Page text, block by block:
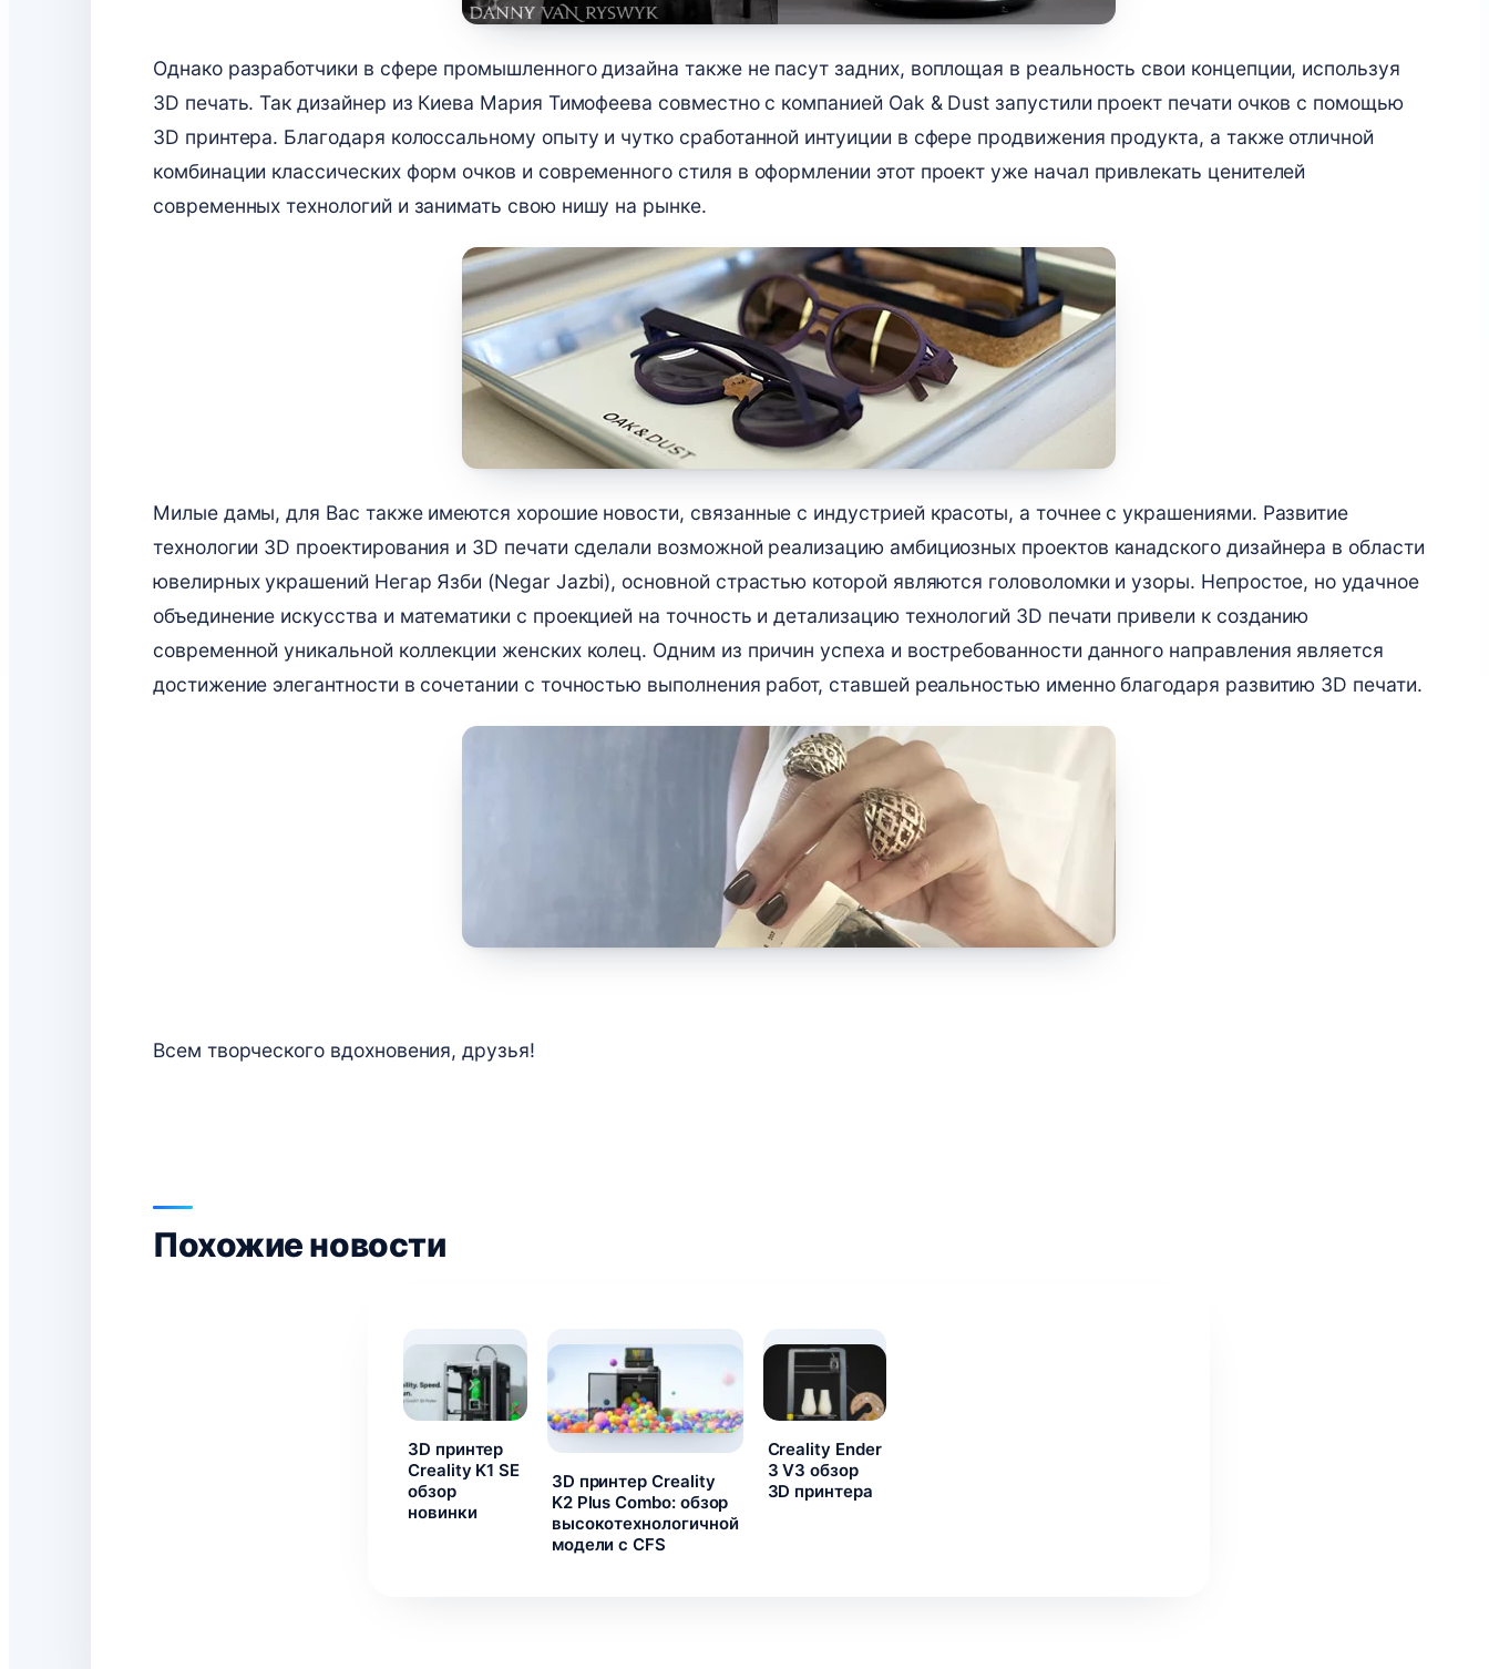
Однако разработчики в сфере промышленного дизайна также не пасут задних, воплощая в реальность свои концепции, используя
3D печать. Так дизайнер из Киева Мария Тимофеева совместно с компанией Oak & Dust запустили проект печати очков с помощью
3D принтера. Благодаря колоссальному опыту и чутко сработанной интуиции в сфере продвижения продукта, а также отличной
комбинации классических форм очков и современного стиля в оформлении этот проект уже начал привлекать ценителей
современных технологий и занимать свою нишу на рынке.
Милые дамы, для Вас также имеются хорошие новости, связанные с индустрией красоты, а точнее с украшениями. Развитие
технологии 3D проектирования и 3D печати сделали возможной реализацию амбициозных проектов канадского дизайнера в области
ювелирных украшений Негар Язби (Negar Jazbi), основной страстью которой являются головоломки и узоры. Непростое, но удачное
объединение искусства и математики с проекцией на точность и детализацию технологий 3D печати привели к созданию
современной уникальной коллекции женских колец. Одним из причин успеха и востребованности данного направления является
достижение элегантности в сочетании с точностью выполнения работ, ставшей реальностью именно благодаря развитию 3D печати.
Всем творческого вдохновения, друзья!
Похожие новости
3D принтер
Creality K1 SE
обзор
новинки
3D принтер Creality
K2 Plus Combo: обзор
высокотехнологичной
модели с CFS
Creality Ender
3 V3 обзор
3D принтера